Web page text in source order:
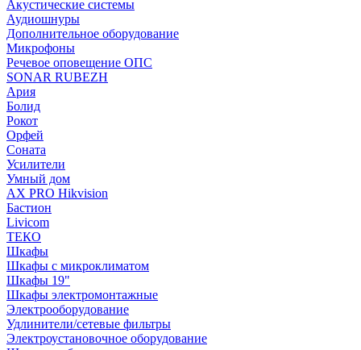
Акустические системы
Аудиошнуры
Дополнительное оборудование
Микрофоны
Речевое оповещение ОПС
SONAR RUBEZH
Ария
Болид
Рокот
Орфей
Соната
Усилители
Умный дом
AX PRO Hikvision
Бастион
Livicom
ТЕКО
Шкафы
Шкафы с микроклиматом
Шкафы 19"
Шкафы электромонтажные
Электрооборудование
Удлинители/сетевые фильтры
Электроустановочное оборудование